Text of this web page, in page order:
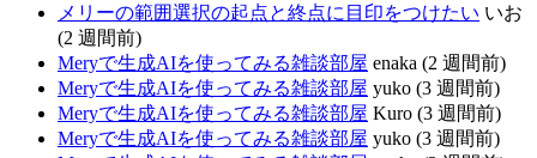
メリーの範囲選択の起点と終点に目印をつけたい いお
(2 週間前)
Meryで生成AIを使ってみる雑談部屋 enaka (2 週間前)
Meryで生成AIを使ってみる雑談部屋 yuko (3 週間前)
Meryで生成AIを使ってみる雑談部屋 Kuro (3 週間前)
Meryで生成AIを使ってみる雑談部屋 yuko (3 週間前)